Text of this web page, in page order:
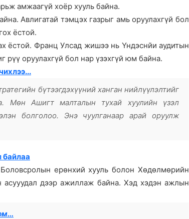
амжаагүй хоёр хууль байна.
Авлигатай тэмцэх газрыг амь оруулахгүй бол
ёстой.
ёстой. Франц Улсад жишээ нь Үндэснйи аудитын
оруулахгүй бол нар үзэхгүй юм байна.
бүтээгдэхүүний ханган нийлүүлэлтийг
Мөн Ашигт малталын тухай хуулийн үзэл
болголоо. Энэ чуулганаар арай оруулж
байлаа
ерөнхий хууль болон Хөдөлмөрийн
дээр ажиллаж байна. Хэд хэдэн ажлын